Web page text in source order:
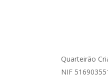
Quarteirão
NIF